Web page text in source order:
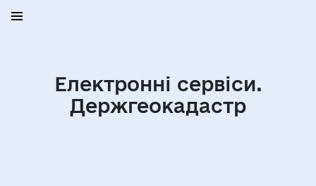
Електронні сервіси.
Держгеокадастр